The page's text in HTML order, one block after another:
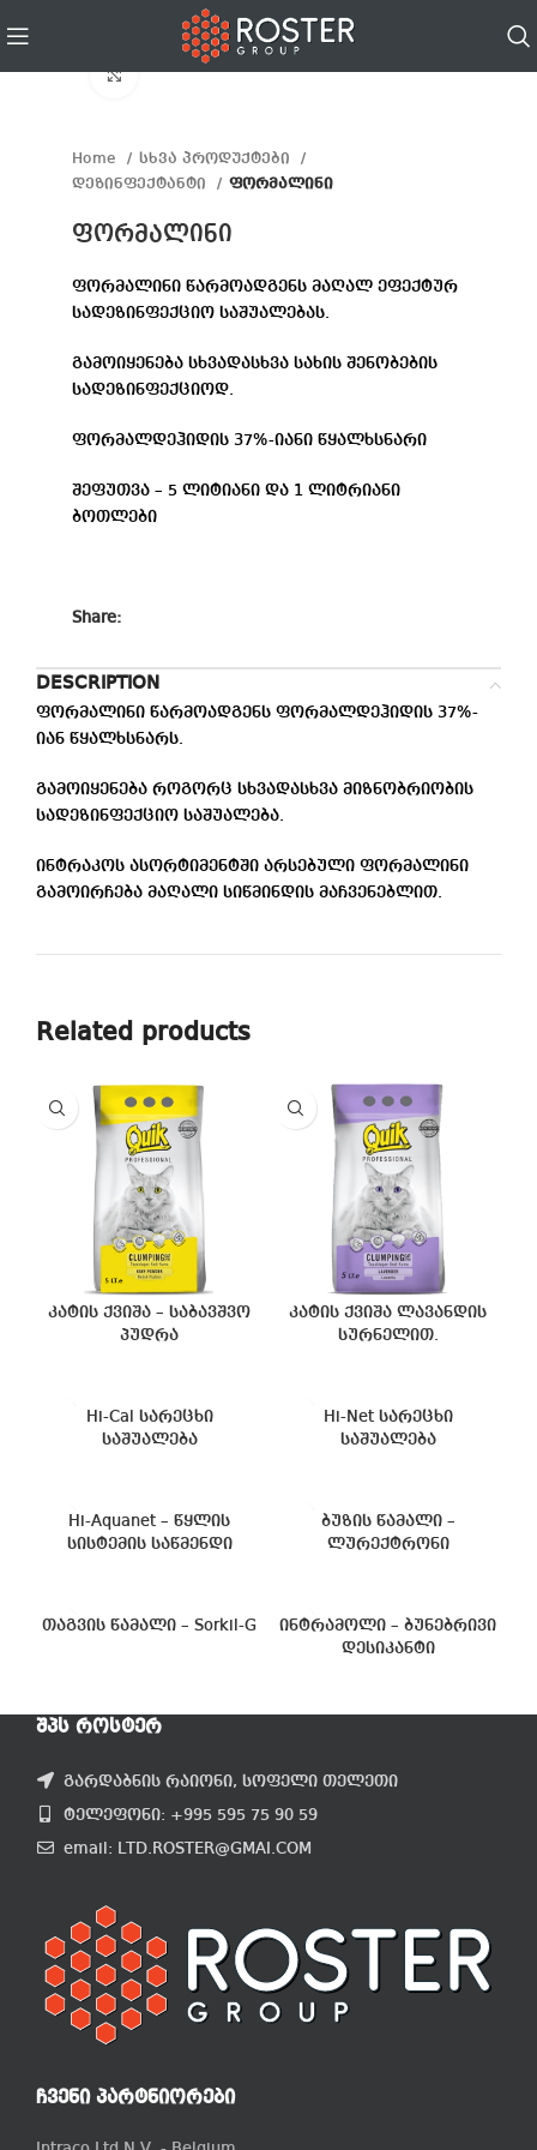
Click to enlarge
Home
სხვა პროდუქტები
დეზინფექტანტი
ფორმალინი
ფორმალინი
ფორმალინი წარმოადგენს მაღალ ეფექტურ
სადეზინფექციო საშუალებას.
გამოიყენება სხვადასხვა სახის შენობების
სადეზინფექციოდ.
ფორმალდეჰიდის 37%-იანი წყალხსნარი
შეფუთვა – 5 ლიტიანი და 1 ლიტრიანი
ბოთლები
Share:
DESCRIPTION
ფორმალინი წარმოადგენს ფორმალდეჰიდის 37%-
იან წყალხსნარს.
გამოიყენება როგორც სხვადასხვა მიზნობრიობის
სადეზინფექციო საშუალება.
ინტრაკოს ასორტიმენტში არსებული ფორმალინი
გამოირჩება მაღალი სიწმინდის მაჩვენებლით.
Related products
კატის ქვიშა – საბავშვო
პუდრა
კატის ქვიშა ლავანდის
სურნელით.
Hi-Cal სარეცხი
საშუალება
Hi-Net სარეცხი
საშუალება
Hi-Aquanet – წყლის
სისტემის საწმენდი
ბუზის წამალი –
ლურექტრონი
თაგვის წამალი – Sorkil-G
ინტრამოლი – ბუნებრივი
დესიკანტი
ᲨᲞᲡ ᲠᲝᲡᲢᲔᲠ
გარდაბნის რაიონი, სოფელი თელეთი
ტელეფონი: +995 595 75 90 59
email: LTD.ROSTER@GMAI.COM
ᲩᲕᲔᲜᲘ ᲞᲐᲠᲢᲜᲘᲝᲠᲔᲑᲘ